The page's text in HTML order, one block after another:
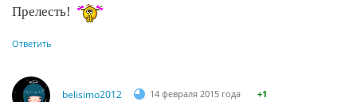
Прелесть!
Ответить
belisimo2012 14 февраля 2015 года +1